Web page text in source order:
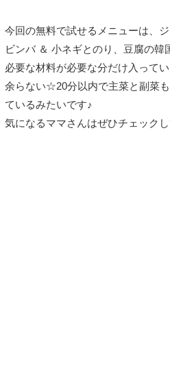
今回の無料で試せるメニューは、
ビンバ ＆ 小ネギとのり、豆腐の韓
必要な材料が必要な分だけ入って
余らない☆20分以内で主菜と副菜
ているみたいです♪
気になるママさんはぜひチェック